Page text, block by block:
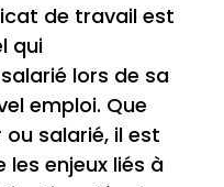
de travail est
qui
lors de sa
emploi. Que
salarié, il est
enjeux liés à